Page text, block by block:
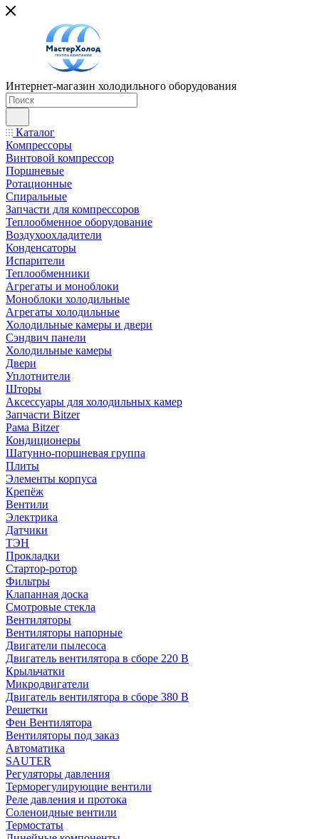
Интернет-магазин холодильного оборудования
Каталог
Компрессоры
Винтовой компрессор
Поршневые
Ротационные
Спиральные
Запчасти для компрессоров
Теплообменное оборудование
Воздухоохладители
Конденсаторы
Испарители
Теплообменники
Агрегаты и моноблоки
Моноблоки холодильные
Агрегаты холодильные
Холодильные камеры и двери
Сэндвич панели
Холодильные камеры
Двери
Уплотнители
Шторы
Аксессуары для холодильных камер
Запчасти Bitzer
Рама Bitzer
Кондиционеры
Шатунно-поршневая группа
Плиты
Элементы корпуса
Крепёж
Вентили
Электрика
Датчики
ТЭН
Прокладки
Стартор-ротор
Фильтры
Клапанная доска
Смотровые стекла
Вентиляторы
Вентиляторы напорные
Двигатели пылесоса
Двигатель вентилятора в сборе 220 В
Крыльчатки
Микродвигатели
Двигатель вентилятора в сборе 380 В
Решетки
Фен Вентилятора
Вентиляторы под заказ
Автоматика
SAUTER
Регуляторы давления
Терморегулирующие вентили
Реле давления и протока
Соленоидные вентили
Термостаты